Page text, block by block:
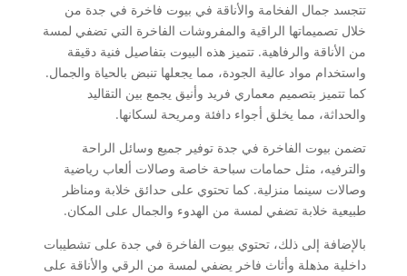
تتجسد جمال الفخامة والأناقة في بيوت فاخرة في جدة من
خلال تصميماتها الراقية والمفروشات الفاخرة التي تضفي لمسة
من الأناقة والرفاهية. تتميز هذه البيوت بتفاصيل فنية دقيقة
واستخدام مواد عالية الجودة، مما يجعلها تنبض بالحياة والجمال.
كما تتميز بتصميم معماري فريد وأنيق يجمع بين التقاليد
والحداثة، مما يخلق أجواء دافئة ومريحة لسكانها.
تضمن بيوت الفاخرة في جدة توفير جميع وسائل الراحة
والترفيه، مثل حمامات سباحة خاصة وصالات ألعاب رياضية
وصالات سينما منزلية. كما تحتوي على حدائق خلابة ومناظر
طبيعية خلابة تضفي لمسة من الهدوء والجمال على المكان.
بالإضافة إلى ذلك، تحتوي بيوت الفاخرة في جدة على تشطيبات
داخلية مذهلة وأثاث فاخر يضفي لمسة من الرقي والأناقة على